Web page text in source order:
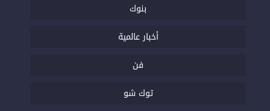
بنوك
أخبار عالمية
فن
توك شو